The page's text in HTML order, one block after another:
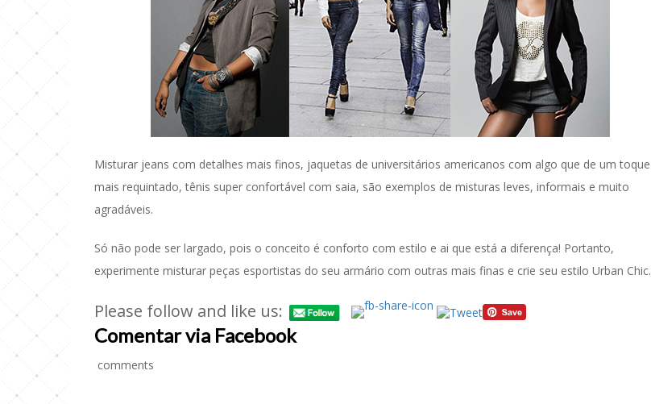
Misturar jeans com detalhes mais finos, jaquetas de universitários americanos com algo que de um toque
mais requintado, tênis super confortável com saia, são exemplos de misturas leves, informais e muito
agradáveis.
Só não pode ser largado, pois o conceito é conforto com estilo e ai que está a diferença! Portanto,
experimente misturar peças esportistas do seu armário com outras mais finas e crie seu estilo Urban Chic.
Please follow and like us:
Comentar via Facebook
comments